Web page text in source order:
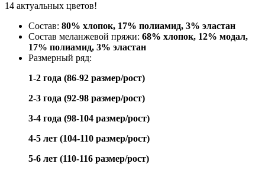
14 актуальных цветов!
Состав: 80% хлопок, 17% полиамид, 3% эластан
Состав меланжевой пряжи: 68% хлопок, 12% модал,
17% полиамид, 3% эластан
Размерный ряд:
1-2 года (86-92 размер/рост)
2-3 года (92-98 размер/рост)
3-4 года (98-104 размер/рост)
4-5 лет (104-110 размер/рост)
5-6 лет (110-116 размер/рост)